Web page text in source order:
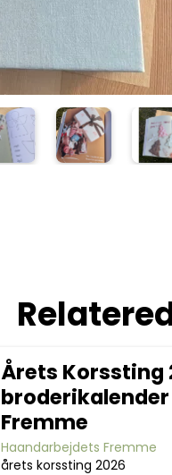
Årets Korssting
Fremme
Haandarbejdets Fremme
årets korssting 2026